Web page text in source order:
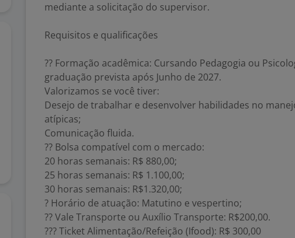
mediante a solicitação do supervisor.
Requisitos e qualificações
?? Formação acadêmica: Cursando Pedagogia ou
graduação prevista após Junho de 2027.
Valorizamos se você tiver:
Desejo de trabalhar e desenvolver habilidades no
atípicas;
Comunicação fluida.
?? Bolsa compatível com o mercado:
20 horas semanais: R$ 880,00;
25 horas semanais: R$ 1.100,00;
30 horas semanais: R$1.320,00;
? Horário de atuação: Matutino e vespertino;
?? Vale Transporte ou Auxílio Transporte: R$200,00.
??? Ticket Alimentação/Refeição (Ifood): R$ 300,00